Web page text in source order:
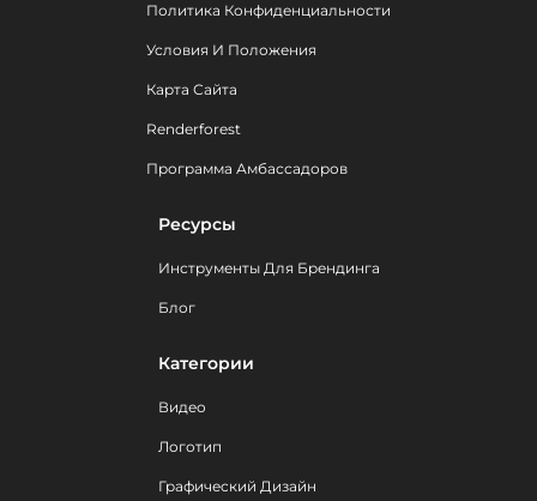
Политика Конфиденциальности
Условия И Положения
Карта Сайта
Renderforest
Программа Амбассадоров
Ресурсы
Инструменты Для Брендинга
Блог
Категории
Видео
Логотип
Графический Дизайн